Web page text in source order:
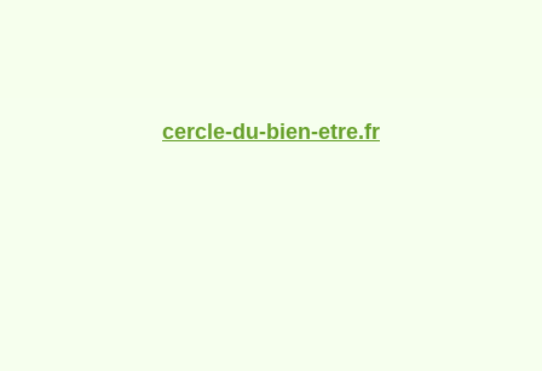
cercle-du-bien-etre.fr